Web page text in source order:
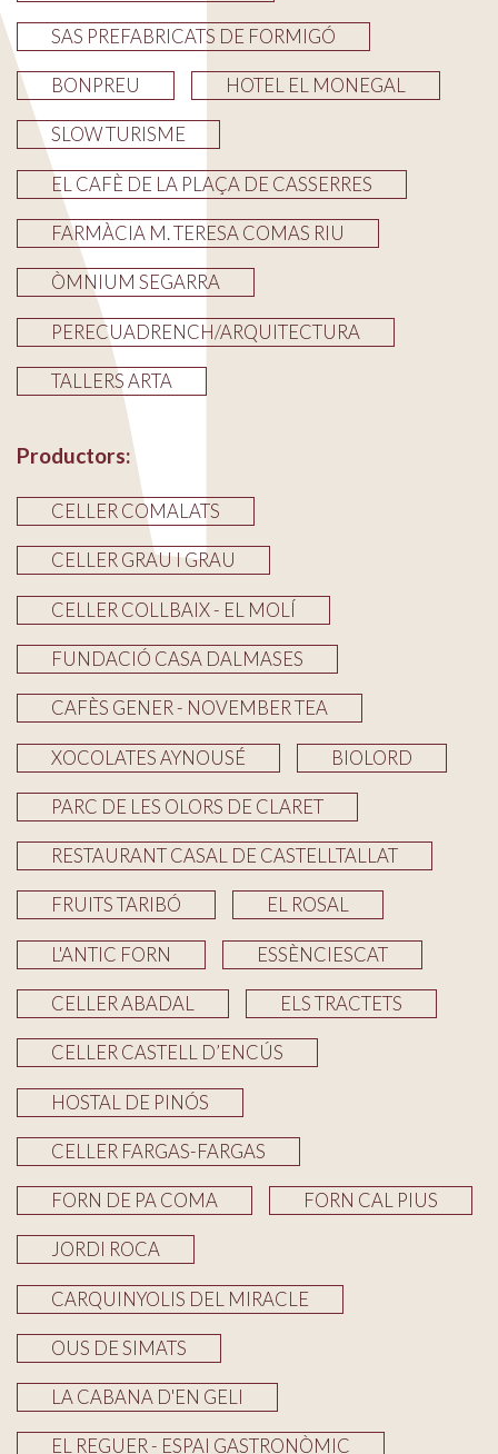
SAS PREFABRICATS DE FORMIGÓ
BONPREU HOTEL EL MONEGAL
SLOW TURISME
EL CAFÈ DE LA PLAÇA DE CASSERRES
FARMÀCIA M. TERESA COMAS RIU
ÒMNIUM SEGARRA
PERECUADRENCH/ARQUITECTURA
TALLERS ARTA
Productors:
CELLER COMALATS
CELLER GRAU I GRAU
CELLER COLLBAIX - EL MOLÍ
FUNDACIÓ CASA DALMASES
CAFÈS GENER - NOVEMBER TEA
XOCOLATES AYNOUSÉ BIOLORD
PARC DE LES OLORS DE CLARET
RESTAURANT CASAL DE CASTELLTALLAT
FRUITS TARIBÓ EL ROSAL
L'ANTIC FORN ESSÈNCIESCAT
CELLER ABADAL ELS TRACTETS
CELLER CASTELL D’ENCÚS
HOSTAL DE PINÓS
CELLER FARGAS-FARGAS
FORN DE PA COMA FORN CAL PIUS
JORDI ROCA
CARQUINYOLIS DEL MIRACLE
OUS DE SIMATS
LA CABANA D'EN GELI
EL REGUER - ESPAI GASTRONÒMIC